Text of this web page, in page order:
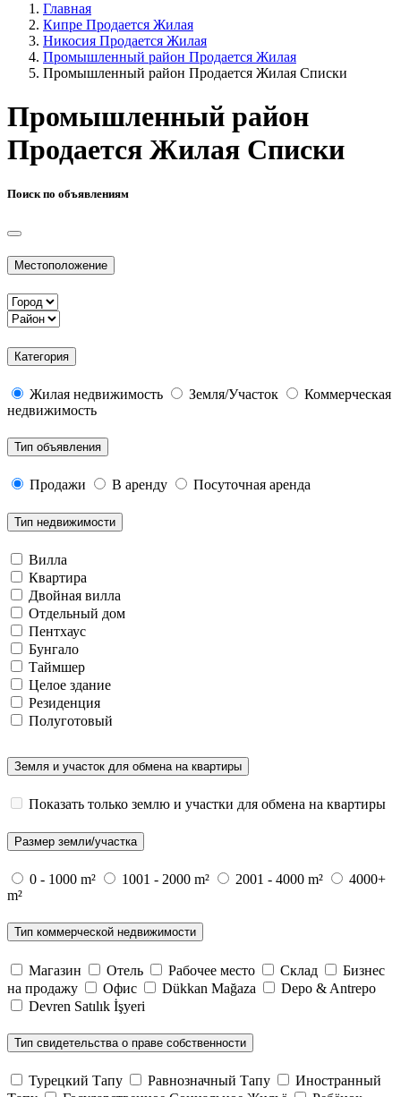
Главная
Кипре Продается Жилая
Никосия Продается Жилая
Промышленный район Продается Жилая
Промышленный район Продается Жилая Списки
Промышленный район
Продается Жилая Списки
Поиск по объявлениям
Местоположение
Категория
Жилая недвижимость Земля/Участок
Коммерческая
недвижимость
Тип объявления
Продажи В аренду Посуточная аренда
Тип недвижимости
Вилла
Квартира
Двойная вилла
Отдельный дом
Пентхаус
Бунгало
Таймшер
Целое здание
Резиденция
Полуготовый
Земля и участок для обмена на квартиры
Показать только землю и участки для обмена на квартиры
Размер земли/участка
0 - 1000 m² 1001 - 2000 m² 2001 - 4000 m²
4000+
m²
Тип коммерческой недвижимости
Магазин Отель Рабочее место Склад
Бизнес
на продажу
Офис Dükkan Mağaza
Depo & Antrepo
Devren Satılık İşyeri
Тип свидетельства о праве собственности
Турецкий Тапу Равнозначный Тапу
Иностранный